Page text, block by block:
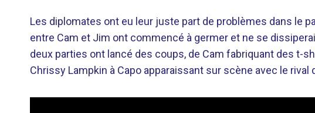
Les diplomates ont eu leur juste part de problèmes dans le
entre Cam et Jim ont commencé à germer et ne se
deux parties ont lancé des coups, de Cam fabriquant des t-
Chrissy Lampkin à Capo apparaissant sur scène avec le rival